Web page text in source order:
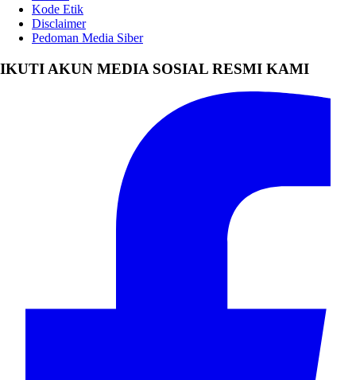
Kode Etik
Disclaimer
Pedoman Media Siber
IKUTI AKUN MEDIA SOSIAL RESMI KAMI